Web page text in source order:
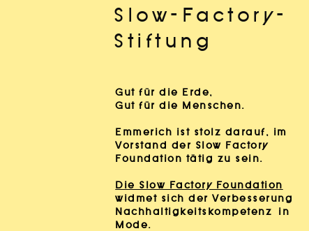
Slow-Factory-
Stiftung
Gut für die Erde,
Gut für die Menschen.
Emmerich ist stolz darauf, im
Vorstand der Slow Factory
Foundation tätig zu sein.
Die Slow Factory Foundation
widmet sich der Verbesserung
Nachhaltigkeitskompetenz
in
Mode.